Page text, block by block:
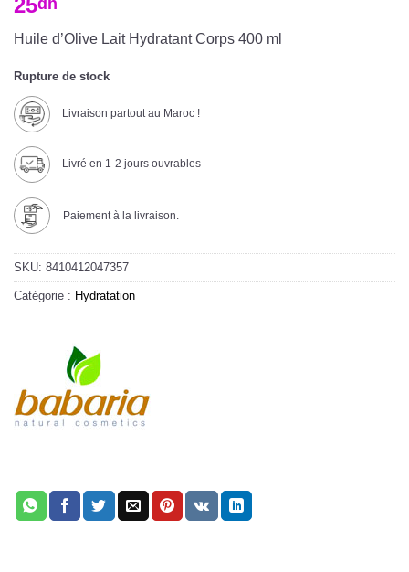
25
Huile d’Olive Lait Hydratant Corps 400 ml
Rupture de stock
Livraison partout au Maroc !
Livré en 1-2 jours ouvrables
Paiement à la livraison.
SKU: 8410412047357
Catégorie : Hydratation